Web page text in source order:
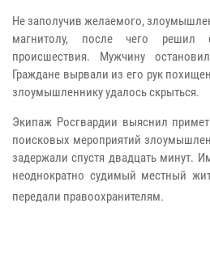
Не заполучив желаемого,
магнитолу, после чего
происшествия. Мужчину
Граждане вырвали из его рук
злоумышленнику удалось скрыться.
Экипаж Росгвардии выяснил
поисковых мероприятий
задержали спустя двадцать минут.
неоднократно судимый местный
передали правоохранителям.